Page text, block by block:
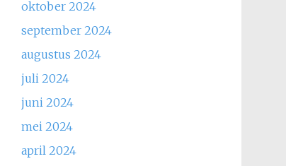
oktober 2024
september 2024
augustus 2024
juli 2024
juni 2024
mei 2024
april 2024